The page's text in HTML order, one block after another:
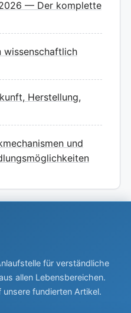
— Der komplette
wissenschaftlich
Herstellung,
und
für verständliche
allen Lebensbereichen.
fundierten Artikel.